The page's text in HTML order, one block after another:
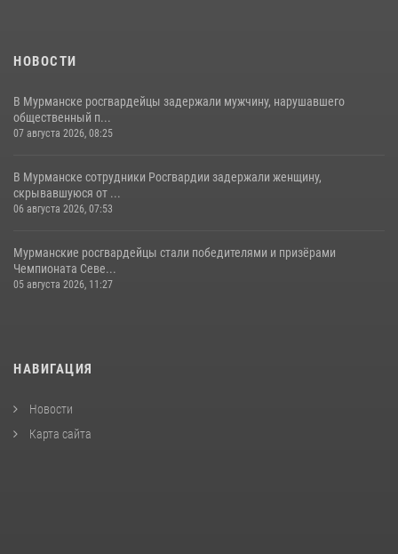
НОВОСТИ
В Мурманске росгвардейцы задержали мужчину, нарушавшего
общественный п...
07 августа 2026, 08:25
В Мурманске сотрудники Росгвардии задержали женщину,
скрывавшуюся от ...
06 августа 2026, 07:53
Мурманские росгвардейцы стали победителями и призёрами
Чемпионата Севе...
05 августа 2026, 11:27
НАВИГАЦИЯ
Новости
Карта сайта